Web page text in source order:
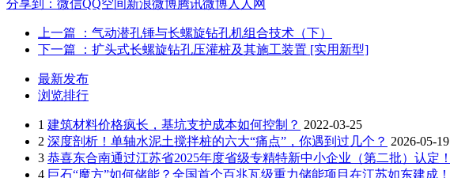
分享到： 微信QQ空间新浪微博腾讯微博人人网
上一篇
：气动潜孔锤与长螺旋钻孔机组合技术（下）
下一篇
：扩头式长螺旋钻孔压灌桩及其施工装置 [实用新型]
最新发布
浏览排行
1 建筑材料价格疯长，基坑支护成本如何控制？ 2022-03-25
2 深度剖析！单轴水泥土搅拌桩的六大“痛点”，你遇到过几个？ 2026-05-19
3 恭喜东合南通过江苏省2025年度省级专精特新中小企业（第二批）认定！
4 巨石“魔方”如何储能？全国首个百兆瓦级重力储能项目在江苏如东建成！